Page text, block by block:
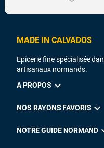
MADE IN CALVADOS
Epicerie fine spécialisée
artisanaux normands.
A PROPOS expand_more
NOS RAYONS FAVORIS expand_more
NOTRE GUIDE NORMAND